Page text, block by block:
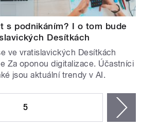
s podnikáním? I o tom bude
Desítkách
ve vratislavických Desítkách
Za oponou digitalizace. Účastníci
jsou aktuální trendy v AI.
5